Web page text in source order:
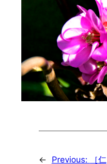
← Previous: ［仁